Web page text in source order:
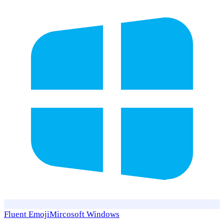
Fluent EmojiMircosoft Windows